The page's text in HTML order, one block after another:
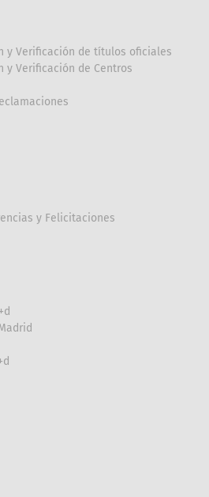
y Verificación de títulos oficiales
y Verificación de Centros
y Felicitaciones